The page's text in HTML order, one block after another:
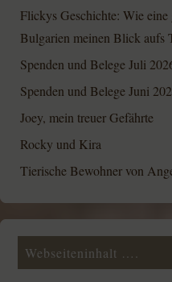
Flickys Geschichte: Wie eine
Bulgarien meinen Blick aufs
Spenden und Belege Juli
Spenden und Belege Juni
Joey, mein treuer Gefährte
Rocky und Kira
Tierische Bewohner von
Webseiteninhalt ….